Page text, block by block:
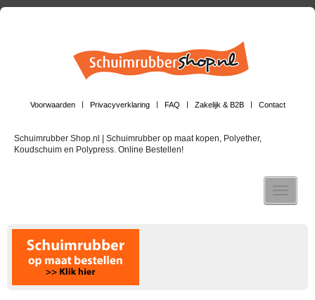
Voorwaarden Privacyverklaring FAQ Zakelijk & B2B Contact
Schuimrubber Shop.nl | Schuimrubber op maat kopen, Polyether,
Koudschuim en Polypress. Online Bestellen!
Toggle